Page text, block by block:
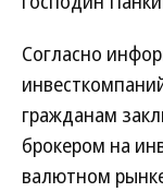
Согласно
гражданам
брокером на
валютном